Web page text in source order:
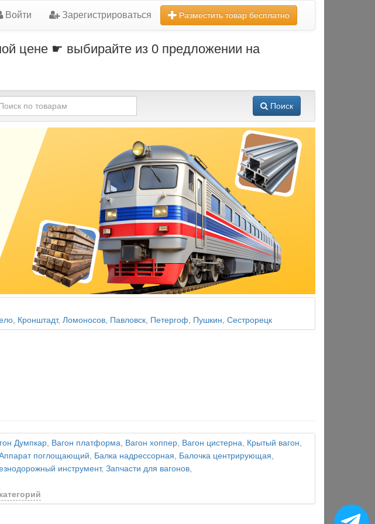
Войти Зарегистрироваться Разместить товар бесплатно
цене ☛ выбирайте из 0 предложении на
Поиск
, Кронштадт, Ломоносов, Павловск, Петергоф, Пушкин, Сестрорецк
Думпкар, Вагон платформа, Вагон хоппер, Вагон цистерна, Крытый вагон,
поглощающий, Балка надрессорная, Балочка центрирующая,
инструмент, Запчасти для вагонов,